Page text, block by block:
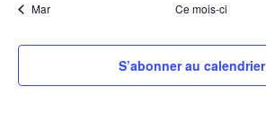
Mar Ce mois-ci
S’abonner au calendrier